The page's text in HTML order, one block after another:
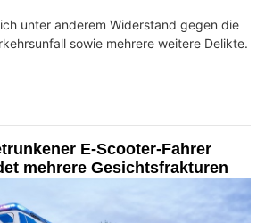
unter anderem Widerstand gegen die
sowie mehrere weitere Delikte.
E-Scooter-Fahrer
mehrere Gesichtsfrakturen